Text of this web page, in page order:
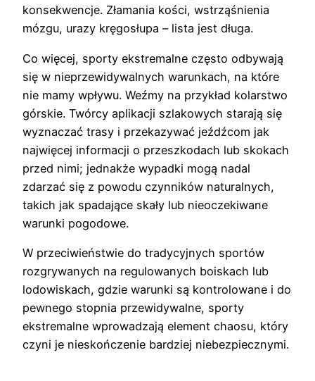
konsekwencje. Złamania kości, wstrząśnienia
mózgu, urazy kręgosłupa – lista jest długa.
Co więcej, sporty ekstremalne często odbywają
się w nieprzewidywalnych warunkach, na które
nie mamy wpływu. Weźmy na przykład kolarstwo
górskie. Twórcy aplikacji szlakowych starają się
wyznaczać trasy i przekazywać jeźdźcom jak
najwięcej informacji o przeszkodach lub skokach
przed nimi; jednakże wypadki mogą nadal
zdarzać się z powodu czynników naturalnych,
takich jak spadające skały lub nieoczekiwane
warunki pogodowe.
W przeciwieństwie do tradycyjnych sportów
rozgrywanych na regulowanych boiskach lub
lodowiskach, gdzie warunki są kontrolowane i do
pewnego stopnia przewidywalne, sporty
ekstremalne wprowadzają element chaosu, który
czyni je nieskończenie bardziej niebezpiecznymi.